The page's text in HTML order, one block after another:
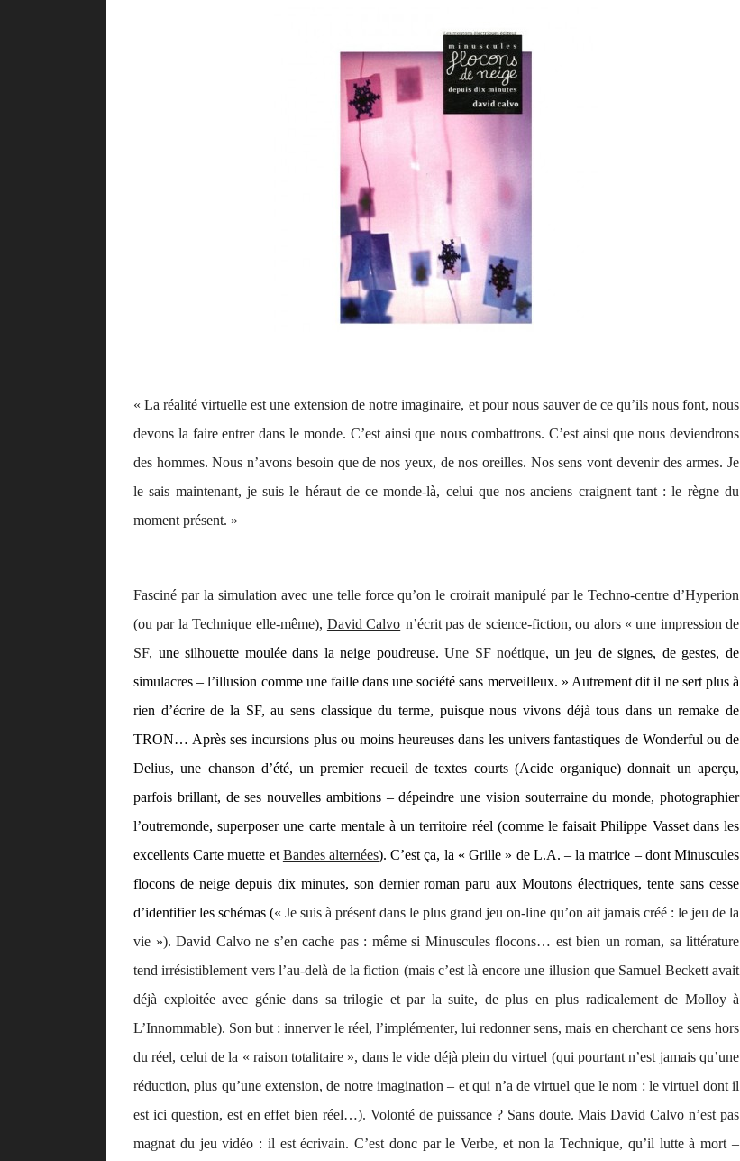
« La réalité virtuelle est une extension de notre imaginaire, et pour nous sauver de ce qu’ils nous font, nous
devons la faire entrer dans le monde. C’est ainsi que nous combattrons. C’est ainsi que nous deviendrons
des hommes. Nous n’avons besoin que de nos yeux, de nos oreilles. Nos sens vont devenir des armes. Je
le sais maintenant, je suis le héraut de ce monde-là, celui que nos anciens craignent tant : le règne du
moment présent. »
Fasciné par la simulation avec une telle force qu’on le croirait manipulé par le Techno-centre d’Hyperion
(ou par la Technique elle-même), David Calvo n’écrit pas de science-fiction, ou alors « une impression de
SF, une silhouette moulée dans la neige poudreuse.Une SF noétique, un jeu de signes, de gestes, de
simulacres – l’illusion comme une faille dans une société sans merveilleux. » Autrement dit il ne sert plus à
rien d’écrire de la SF, au sens classique du terme, puisque nous vivons déjà tous dans unremake de
TRON… Après ses incursions plus ou moins heureuses dans les univers fantastiques de Wonderful ou de
Delius, une chanson d’été, un premier recueil de textes courts (Acide organique) donnait un aperçu,
parfois brillant, de ses nouvelles ambitions – dépeindre une vision souterraine du monde, photographier
l’outremonde, superposer une carte mentale à un territoire réel (comme le faisait Philippe Vasset dans les
excellentsCarte muette et Bandes alternées). C’est ça, la « Grille » de L.A. – la matrice – dontMinuscules
flocons de neige depuis dix minutes, son dernier roman paru aux Moutons électriques, tente sans cesse
d’identifier les schémas (« Je suis à présent dans le plus grand jeu on-line qu’on ait jamais créé : le jeu de la
vie »). David Calvo ne s’en cache pas : même si Minuscules flocons… est bien un roman, sa littérature
tend irrésistiblement vers l’au-delà de la fiction (mais c’est là encore une illusion que Samuel Beckett avait
déjà exploitée avec génie dans sa trilogie et par la suite, de plus en plus radicalement de Molloyà
L’Innommable). Son but : innerver le réel, l’implémenter, lui redonner sens, mais en cherchant ce sens hors
du réel, celui de la « raison totalitaire », dans le vide déjà plein du virtuel (qui pourtant n’est jamais qu’une
réduction, plus qu’uneextension, de notre imagination – et qui n’a de virtuel que le nom : levirtuel dont il
est ici question, est en effet bienréel…). Volonté de puissance ? Sans doute. Mais David Calvo n’est pas
magnat du jeu vidéo : il est écrivain. C’est donc par le Verbe, et non la Technique, qu’il lutte à mort –